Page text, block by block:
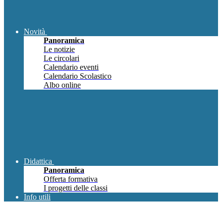
Novità
Panoramica
Le notizie
Le circolari
Calendario eventi
Calendario Scolastico
Albo online
Didattica
Panoramica
Offerta formativa
I progetti delle classi
Info utili